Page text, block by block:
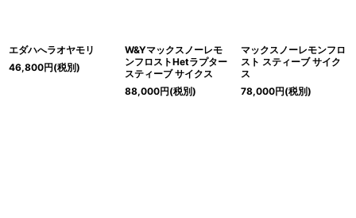
エダハへラオヤモリ
46,800円(税別)
W&Yマックスノーレモ
ンフロストHetラプター
スティーブ サイクス
88,000円(税別)
マックスノーレモンフロ
スト スティーブ サイク
ス
78,000円(税別)